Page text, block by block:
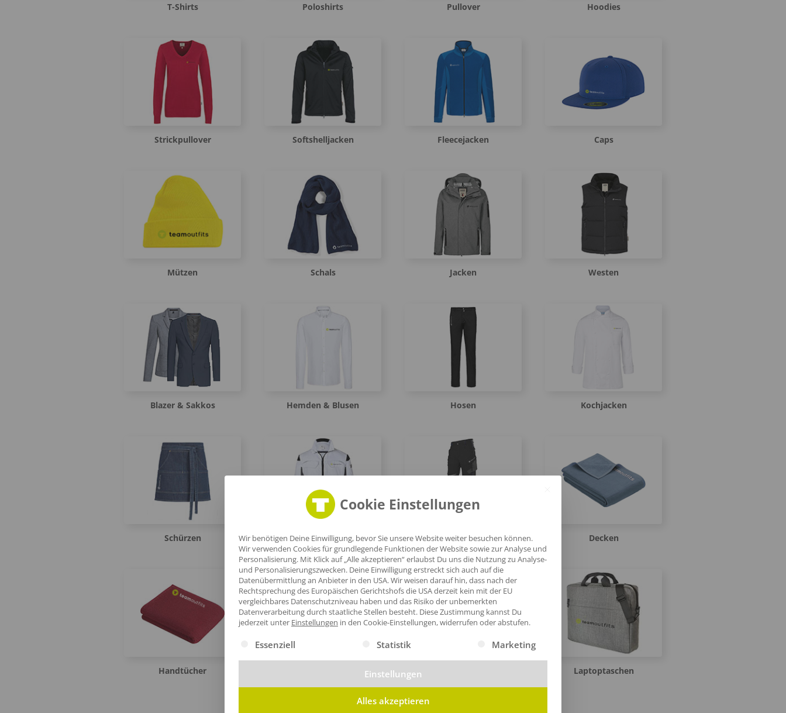
T-Shirts Poloshirts Pullover Hoodies
Strickpullover Softshelljacken Fleecejacken Caps
Mützen Schals Jacken Westen
Blazer & Sakkos Hemden & Blusen Hosen Kochjacken
Schürzen Arbeitsjacken Arbeitshosen Decken
Handtücher Laptoptaschen
Cookie Einstellungen
Wir benötigen Deine Einwilligung, bevor Sie unsere Website weiter besuchen können.
Wir verwenden Cookies für grundlegende Funktionen der Website sowie zur Analyse und
Personalisierung. Mit Klick auf „Alle akzeptieren“ erlaubst Du uns die Nutzung zu Analyse-
und Personalisierungszwecken. Deine Einwilligung erstreckt sich auch auf die
Datenübermittlung an Anbieter in den USA. Wir weisen darauf hin, dass nach der
Rechtsprechung des Europäischen Gerichtshofs die USA derzeit kein mit der EU
vergleichbares Datenschutzniveau haben und das Risiko der unbemerkten
Datenverarbeitung durch staatliche Stellen besteht. Diese Zustimmung kannst Du
jederzeit unter Einstellungen in den Cookie-Einstellungen, widerrufen oder abstufen.
Es folgt eine Liste der Service-Gruppen, für die eine Einwilligung erteilt werden kann. Die erste Service-Gruppe ist essenziell und kann
Essenziell Statistik Marketing
Einstellungen
Alles akzeptieren